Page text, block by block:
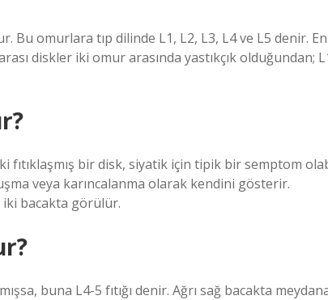
omurlara tıp dilinde L1, L2, L3, L4 ve L5 denir. En
diskler iki omur arasında yastıkçık olduğundan;
fıtıklaşmış bir disk, siyatik için tipik bir semptom
veya karıncalanma olarak kendini gösterir.
iki bacakta görülür.
buna L4-5 fıtığı denir. Ağrı sağ bacakta